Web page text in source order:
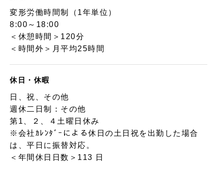
変形労働時間制（1年単位）
8:00～18:00
＜休憩時間＞120分
＜時間外＞月平均25時間
休日・休暇
日、祝、その他
週休二日制：その他
第1、２、４土曜日休み
※会社ｶﾚﾝﾀﾞｰによる休日の土日祝を出勤した場合
は、平日に振替対応。
＜年間休日日数＞113 日